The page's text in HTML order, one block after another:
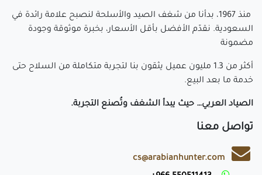
منذ 1967، بدأنا من شغف الصيد والأسلحة لنصبح علامة رائدة في
السعودية. نقدّم الأفضل بأقل الأسعار، بخبرة موثوقة وجودة
مضمونة
أكثر من 1.3 مليون عميل يثقون بنا لتجربة متكاملة من السلاح حتى
خدمة ما بعد البيع.
الصياد العربي… حيث يبدأ الشغف وتُصنع التجربة.
تواصل معنا
cs@arabianhunter.com